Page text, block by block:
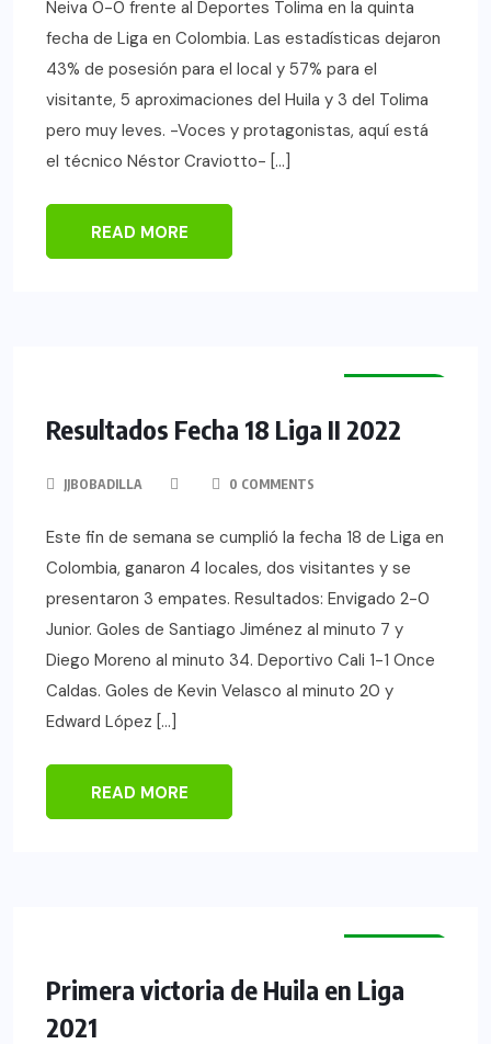
Neiva 0-0 frente al Deportes Tolima en la quinta
fecha de Liga en Colombia. Las estadísticas dejaron
43% de posesión para el local y 57% para el
visitante, 5 aproximaciones del Huila y 3 del Tolima
pero muy leves. -Voces y protagonistas, aquí está
el técnico Néstor Craviotto- […]
READ MORE
Resultados Fecha 18 Liga II 2022
JJBOBADILLA 0 COMMENTS
Este fin de semana se cumplió la fecha 18 de Liga en
Colombia, ganaron 4 locales, dos visitantes y se
presentaron 3 empates. Resultados: Envigado 2-0
Junior. Goles de Santiago Jiménez al minuto 7 y
Diego Moreno al minuto 34. Deportivo Cali 1-1 Once
Caldas. Goles de Kevin Velasco al minuto 20 y
Edward López […]
READ MORE
Primera victoria de Huila en Liga
2021